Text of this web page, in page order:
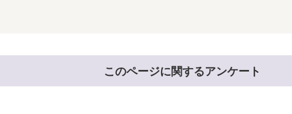
このページに関するアンケート